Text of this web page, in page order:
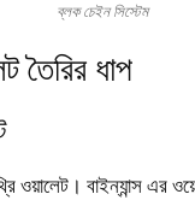
ব্লক চেইন সিস্টেম
তৈরির ধাপ
ওয়ালেট। বাইন্যান্স এর